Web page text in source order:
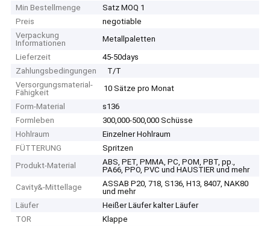
Min Bestellmenge
Satz MOQ 1
Preis
negotiable
Verpackung
Informationen
Metallpaletten
Lieferzeit
45-50days
Zahlungsbedingungen
T/T
Versorgungsmaterial-
Fähigkeit
10 Sätze pro Monat
Form-Material
s136
Formleben
300,000-500,000 Schüsse
Hohlraum
Einzelner Hohlraum
FÜTTERUNG
Spritzen
Produkt-Material
ABS, PET, PMMA, PC, POM, PBT, pp.,
PA66, PPO, PVC und HAUSTIER und mehr
Cavity&-Mittellage
ASSAB P20, 718, S136, H13, 8407, NAK80
und mehr
Läufer
Heißer Läufer kalter Läufer
TOR
Klappe